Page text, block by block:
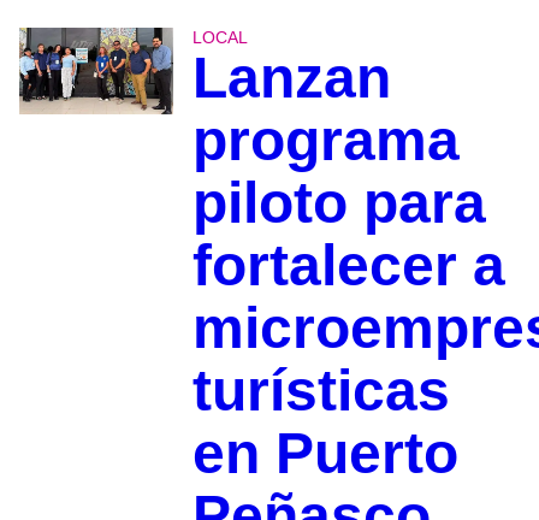
LOCAL
Lanzan
programa
piloto para
fortalecer a
turísticas
en Puerto